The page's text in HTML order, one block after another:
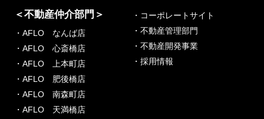
＜不動産仲介部門＞
・AFLO なんば店
・AFLO 心斎橋店
・AFLO 上本町店
・AFLO 肥後橋店
・AFLO 南森町店
・AFLO 天満橋店
・コーポレートサイト
・不動産管理部門
・不動産開発事業
・採用情報